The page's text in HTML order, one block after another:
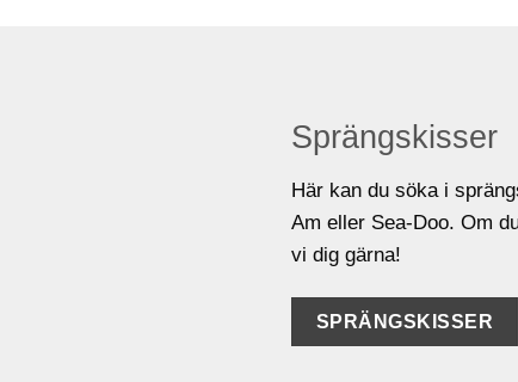
Sprängskisser
Här kan du söka i
Am eller Sea-Doo. Om
vi dig gärna!
SPRÄNGSKISSER